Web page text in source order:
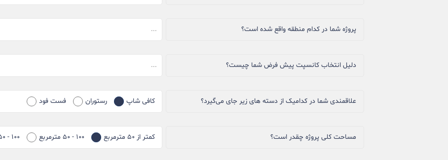
پروژه شما در کدام منطقه واقع شده است؟
دلیل انتخاب کانسپت پیش فرض شما چیست؟
علاقمندی شما در کدامیک از دسته های زیر جای می‌گیرد؟ کافی شاپ رستوران فست فود
مساحت کلی پروژه چقدر است؟ کمتر از ۵۰ مترمربع ۱۰۰ - ۵۰ مترمربع ۱۰۰ - ۱۵۰ مترمربع